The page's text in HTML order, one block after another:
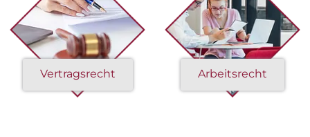
Vertragsrecht Arbeitsrecht